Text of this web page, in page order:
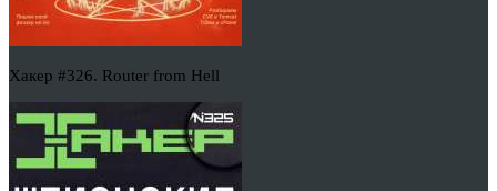
Хакер #326. Router from Hell